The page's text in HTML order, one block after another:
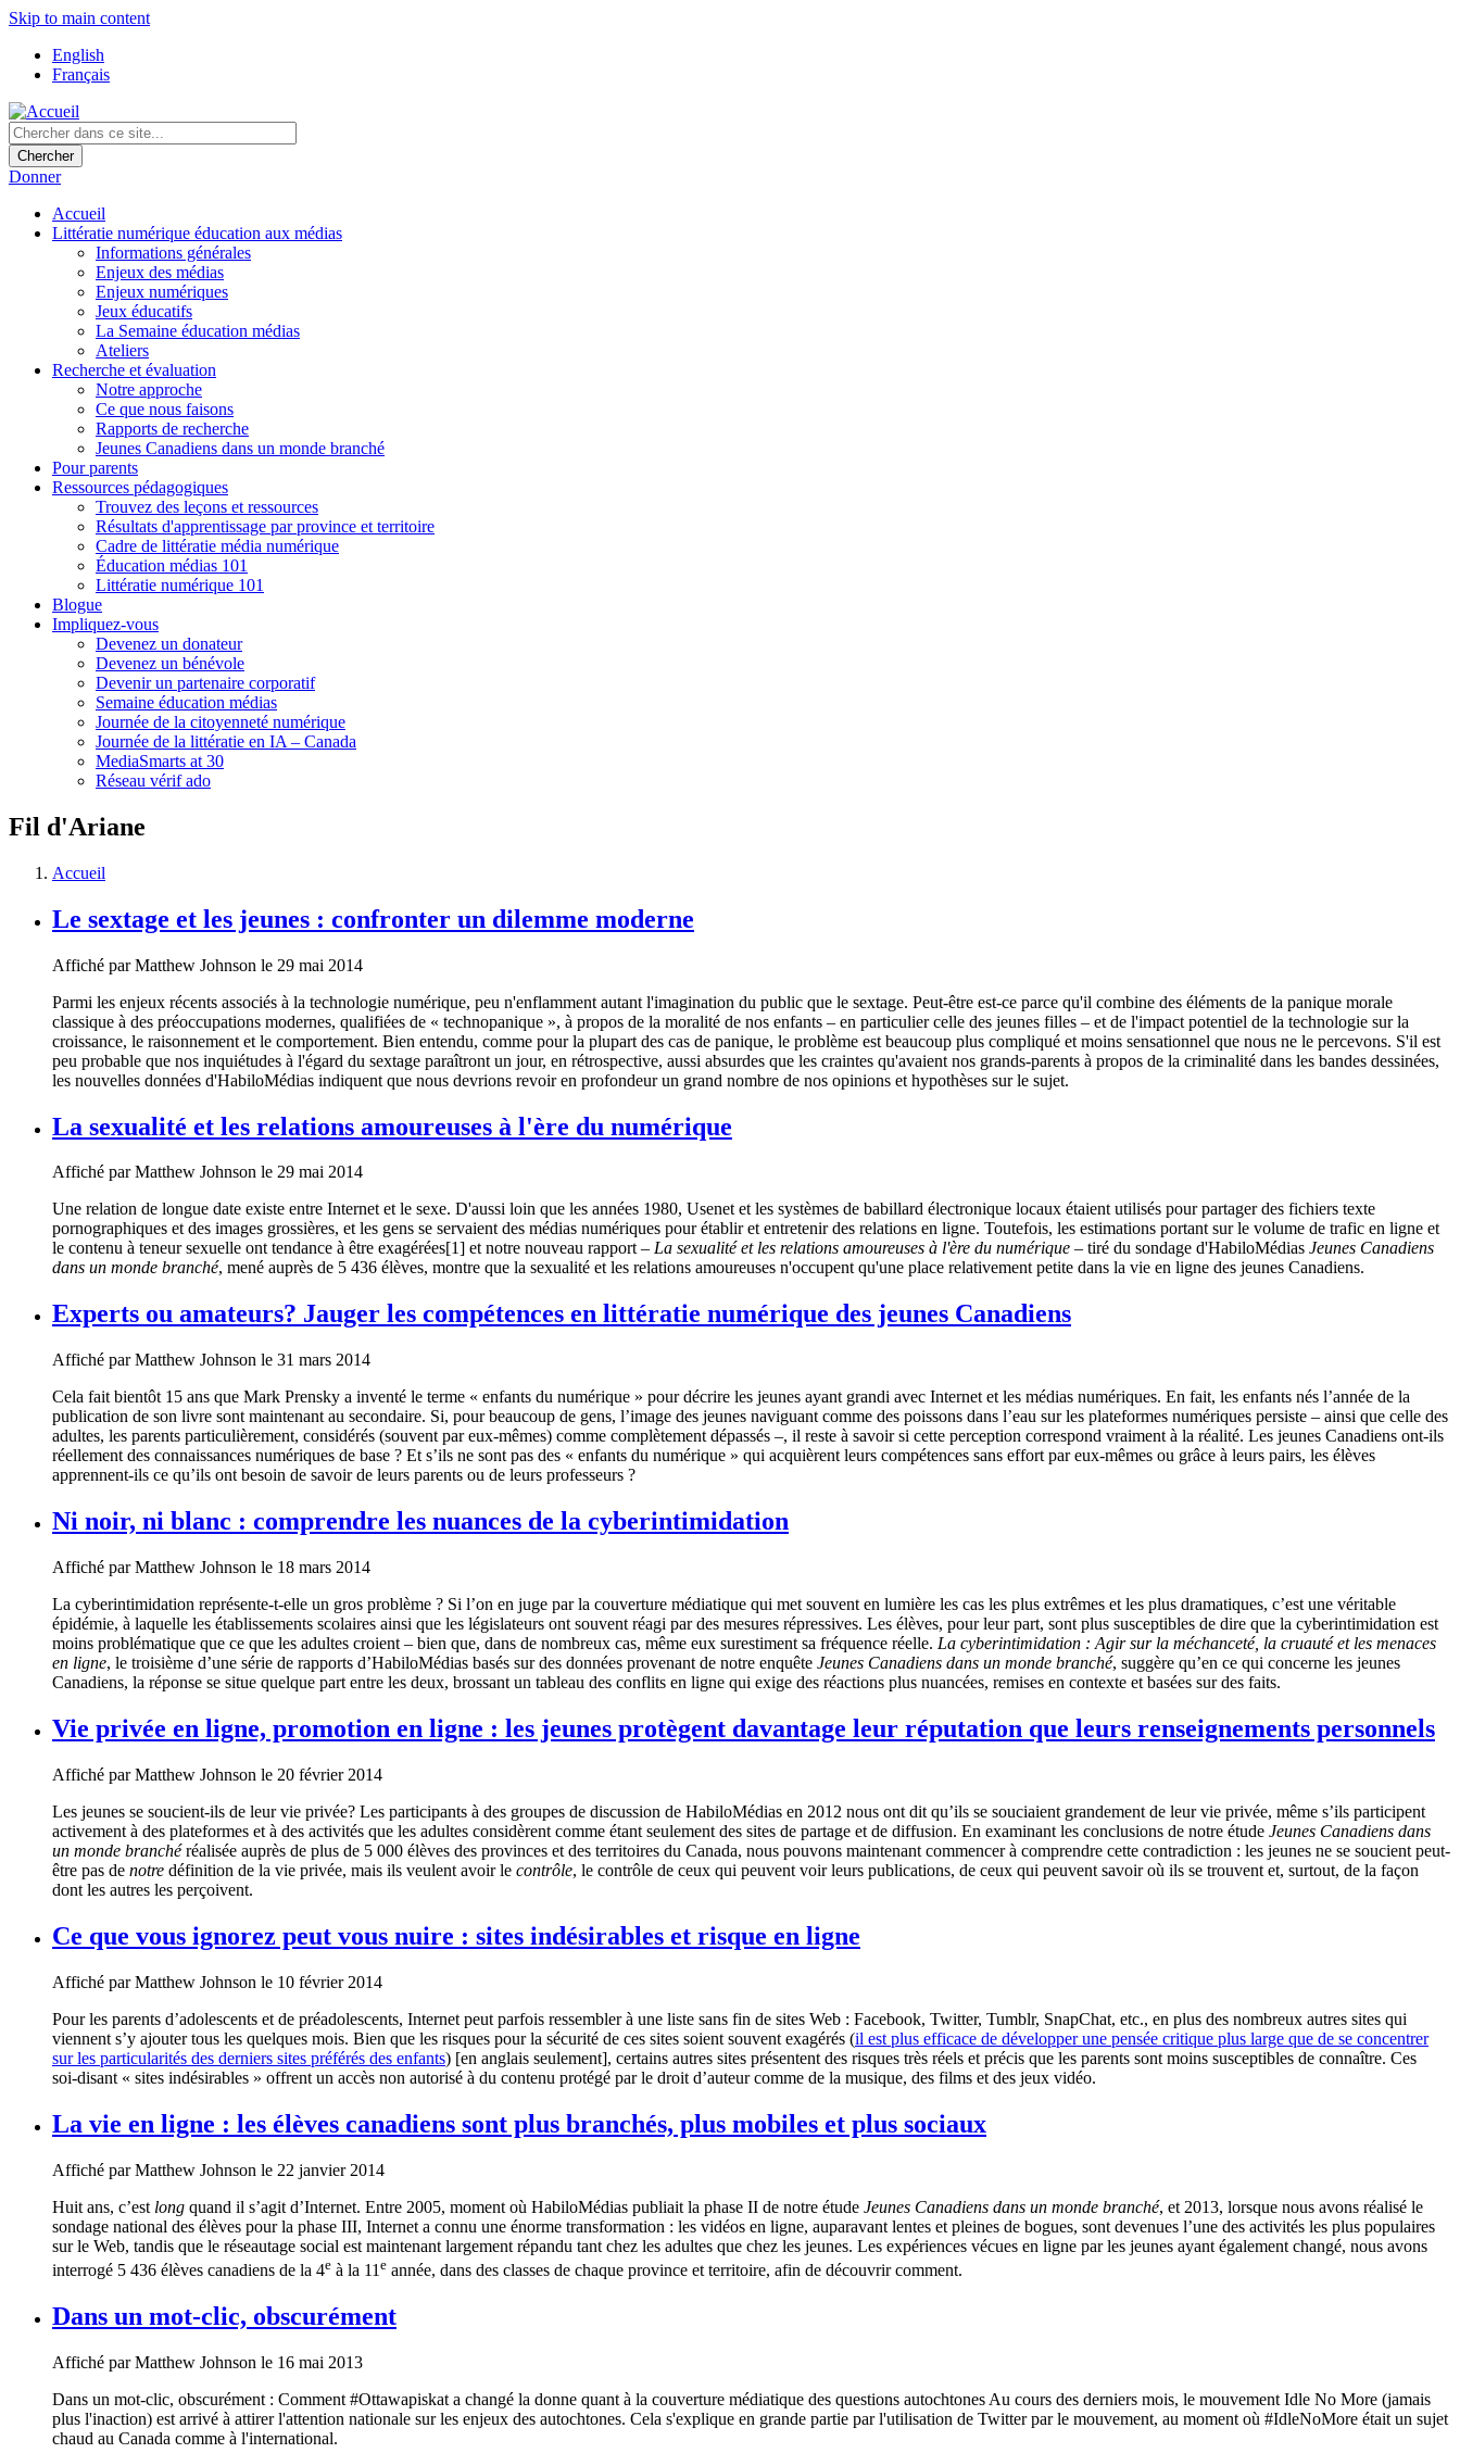
Skip to main content
English
Français
Donner
Accueil
Littératie numérique éducation aux médias
Informations générales
Enjeux des médias
Enjeux numériques
Jeux éducatifs
La Semaine éducation médias
Ateliers
Recherche et évaluation
Notre approche
Ce que nous faisons
Rapports de recherche
Jeunes Canadiens dans un monde branché
Pour parents
Ressources pédagogiques
Trouvez des leçons et ressources
Résultats d'apprentissage par province et territoire
Cadre de littératie média numérique
Éducation médias 101
Littératie numérique 101
Blogue
Impliquez-vous
Devenez un donateur
Devenez un bénévole
Devenir un partenaire corporatif
Semaine éducation médias
Journée de la citoyenneté numérique
Journée de la littératie en IA – Canada
MediaSmarts at 30
Réseau vérif ado
Fil d'Ariane
Accueil
Le sextage et les jeunes : confronter un dilemme moderne
Affiché parMatthew Johnson le 29 mai 2014
Parmi les enjeux récents associés à la technologie numérique, peu n'enflamment autant l'imagination du public que le sextage. Peut-être est-ce parce qu'il combine des éléments de la panique morale
classique à des préoccupations modernes, qualifiées de « technopanique », à propos de la moralité de nos enfants – en particulier celle des jeunes filles – et de l'impact potentiel de la technologie sur la
croissance, le raisonnement et le comportement. Bien entendu, comme pour la plupart des cas de panique, le problème est beaucoup plus compliqué et moins sensationnel que nous ne le percevons. S'il est
peu probable que nos inquiétudes à l'égard du sextage paraîtront un jour, en rétrospective, aussi absurdes que les craintes qu'avaient nos grands-parents à propos de la criminalité dans les bandes dessinées,
les nouvelles données d'HabiloMédias indiquent que nous devrions revoir en profondeur un grand nombre de nos opinions et hypothèses sur le sujet.
La sexualité et les relations amoureuses à l'ère du numérique
Affiché parMatthew Johnson le 29 mai 2014
Une relation de longue date existe entre Internet et le sexe. D'aussi loin que les années 1980, Usenet et les systèmes de babillard électronique locaux étaient utilisés pour partager des fichiers texte
pornographiques et des images grossières, et les gens se servaient des médias numériques pour établir et entretenir des relations en ligne. Toutefois, les estimations portant sur le volume de trafic en ligne et
le contenu à teneur sexuelle ont tendance à être exagérées[1] et notre nouveau rapport – La sexualité et les relations amoureuses à l'ère du numérique – tiré du sondage d'HabiloMédias Jeunes Canadiens
dans un monde branché, mené auprès de 5 436 élèves, montre que la sexualité et les relations amoureuses n'occupent qu'une place relativement petite dans la vie en ligne des jeunes Canadiens.
Experts ou amateurs? Jauger les compétences en littératie numérique des jeunes Canadiens
Affiché parMatthew Johnson le 31 mars 2014
Cela fait bientôt 15 ans que Mark Prensky a inventé le terme « enfants du numérique » pour décrire les jeunes ayant grandi avec Internet et les médias numériques. En fait, les enfants nés l’année de la
publication de son livre sont maintenant au secondaire. Si, pour beaucoup de gens, l’image des jeunes naviguant comme des poissons dans l’eau sur les plateformes numériques persiste – ainsi que celle des
adultes, les parents particulièrement, considérés (souvent par eux-mêmes) comme complètement dépassés –, il reste à savoir si cette perception correspond vraiment à la réalité. Les jeunes Canadiens ont-ils
réellement des connaissances numériques de base ? Et s’ils ne sont pas des « enfants du numérique » qui acquièrent leurs compétences sans effort par eux-mêmes ou grâce à leurs pairs, les élèves
apprennent-ils ce qu’ils ont besoin de savoir de leurs parents ou de leurs professeurs ?
Ni noir, ni blanc : comprendre les nuances de la cyberintimidation
Affiché parMatthew Johnson le 18 mars 2014
La cyberintimidation représente-t-elle un gros problème ? Si l’on en juge par la couverture médiatique qui met souvent en lumière les cas les plus extrêmes et les plus dramatiques, c’est une véritable
épidémie, à laquelle les établissements scolaires ainsi que les législateurs ont souvent réagi par des mesures répressives. Les élèves, pour leur part, sont plus susceptibles de dire que la cyberintimidation est
moins problématique que ce que les adultes croient – bien que, dans de nombreux cas, même eux surestiment sa fréquence réelle. La cyberintimidation : Agir sur la méchanceté, la cruauté et les menaces
en ligne, le troisième d’une série de rapports d’HabiloMédias basés sur des données provenant de notre enquête Jeunes Canadiens dans un monde branché, suggère qu’en ce qui concerne les jeunes
Canadiens, la réponse se situe quelque part entre les deux, brossant un tableau des conflits en ligne qui exige des réactions plus nuancées, remises en contexte et basées sur des faits.
Vie privée en ligne, promotion en ligne : les jeunes protègent davantage leur réputation que leurs renseignements personnels
Affiché parMatthew Johnson le 20 février 2014
Les jeunes se soucient-ils de leur vie privée? Les participants à des groupes de discussion de HabiloMédias en 2012 nous ont dit qu’ils se souciaient grandement de leur vie privée, même s’ils participent
activement à des plateformes et à des activités que les adultes considèrent comme étant seulement des sites de partage et de diffusion. En examinant les conclusions de notre étude Jeunes Canadiens dans
un monde branchéréalisée auprès de plus de 5 000 élèves des provinces et des territoires du Canada, nous pouvons maintenant commencer à comprendre cette contradiction : les jeunes ne se soucient peut-
être pas de notre définition de la vie privée, mais ils veulent avoir le contrôle, le contrôle de ceux qui peuvent voir leurs publications, de ceux qui peuvent savoir où ils se trouvent et, surtout, de la façon
dont les autres les perçoivent.
Ce que vous ignorez peut vous nuire : sites indésirables et risque en ligne
Affiché parMatthew Johnson le 10 février 2014
Pour les parents d’adolescents et de préadolescents, Internet peut parfois ressembler à une liste sans fin de sites Web : Facebook, Twitter, Tumblr, SnapChat, etc., en plus des nombreux autres sites qui
viennent s’y ajouter tous les quelques mois. Bien que les risques pour la sécurité de ces sites soient souvent exagérés (il est plus efficace de développer une pensée critique plus large que de se concentrer
sur les particularités des derniers sites préférés des enfants) [en anglais seulement], certains autres sites présentent des risques très réels et précis que les parents sont moins susceptibles de connaître. Ces
soi‑disant « sites indésirables » offrent un accès non autorisé à du contenu protégé par le droit d’auteur comme de la musique, des films et des jeux vidéo.
La vie en ligne : les élèves canadiens sont plus branchés, plus mobiles et plus sociaux
Affiché parMatthew Johnson le 22 janvier 2014
Huit ans, c’est long quand il s’agit d’Internet. Entre 2005, moment où HabiloMédias publiait la phase II de notre étude Jeunes Canadiens dans un monde branché, et 2013, lorsque nous avons réalisé le
sondage national des élèves pour la phase III, Internet a connu une énorme transformation : les vidéos en ligne, auparavant lentes et pleines de bogues, sont devenues l’une des activités les plus populaires
sur le Web, tandis que le réseautage social est maintenant largement répandu tant chez les adultes que chez les jeunes. Les expériences vécues en ligne par les jeunes ayant également changé, nous avons
interrogé 5 436 élèves canadiens de la 4e à la 11 e année, dans des classes de chaque province et territoire, afin de découvrir comment.
Dans un mot-clic, obscurément
Affiché parMatthew Johnson le 16 mai 2013
Dans un mot-clic, obscurément : Comment #Ottawapiskat a changé la donne quant à la couverture médiatique des questions autochtones Au cours des derniers mois, le mouvement Idle No More (jamais
plus l'inaction) est arrivé à attirer l'attention nationale sur les enjeux des autochtones. Cela s'explique en grande partie par l'utilisation de Twitter par le mouvement, au moment où #IdleNoMore était un sujet
chaud au Canada comme à l'international.